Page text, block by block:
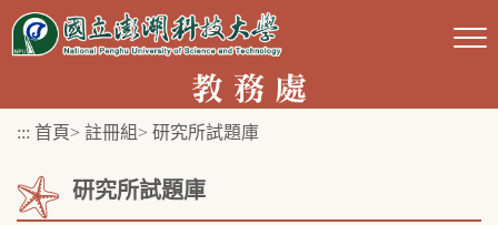
跳
::: 首頁> 註冊組 > 研究所試題庫
研究所試題庫